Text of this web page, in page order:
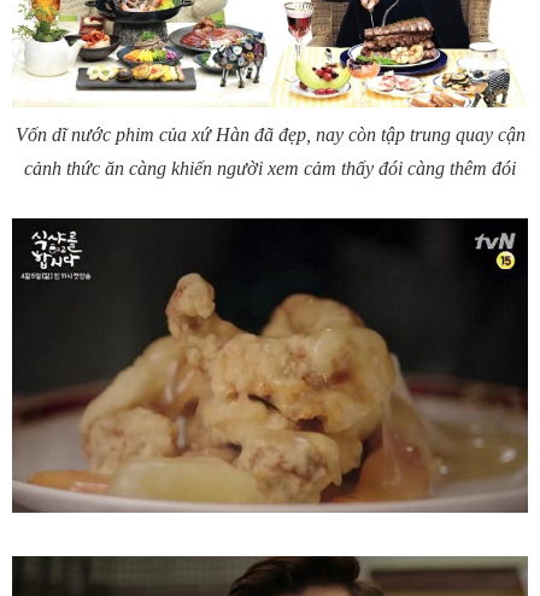
Vốn dĩ nước phim của xứ Hàn đã đẹp, nay còn tập trung quay cận
cảnh thức ăn càng khiến người xem cảm thấy đói càng thêm đói